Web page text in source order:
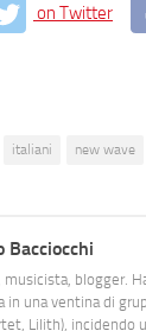
on Twitter
italiani new wave
Bacciocchi
musicista, blogger.
in una ventina di
Lilith), incidendo